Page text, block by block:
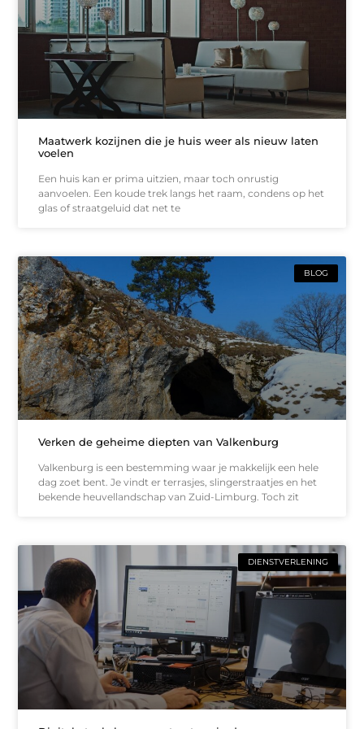
Maatwerk kozijnen die je huis weer als nieuw laten
voelen
Een huis kan er prima uitzien, maar toch onrustig
aanvoelen. Een koude trek langs het raam, condens op het
glas of straatgeluid dat net te
BLOG
Verken de geheime diepten van Valkenburg
Valkenburg is een bestemming waar je makkelijk een hele
dag zoet bent. Je vindt er terrasjes, slingerstraatjes en het
bekende heuvellandschap van Zuid-Limburg. Toch zit
DIENSTVERLENING